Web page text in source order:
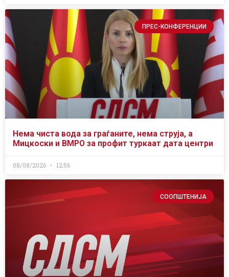
ПРЕС-КОНФЕРЕНЦИИ
Нема чиста вода за граѓаните, нема струја, а
Мицкоски и ВМРО за профит туркаат дата центри
08/08/2026 12:56
СООПШТЕНИЈА